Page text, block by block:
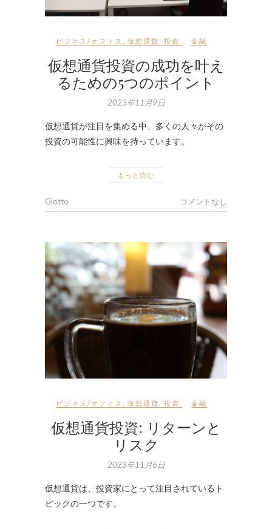
ビジネス/オフィス 仮想通貨 投資 金融
仮想通貨投資の成功を叶え
るための5つのポイント
2023年11月9日
仮想通貨が注目を集める中、多くの人々がその
投資の可能性に興味を持っています。
もっと読む
Giotto コメントなし
ビジネス/オフィス 仮想通貨 投資 金融
仮想通貨投資: リターンと
リスク
2023年11月6日
仮想通貨は、投資家にとって注目されているト
ピックの一つです。